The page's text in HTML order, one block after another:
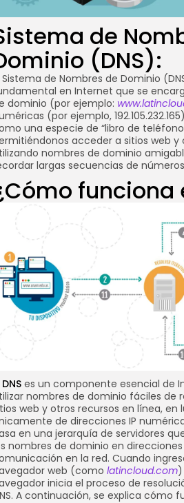
de
(DNS):
Sistema de Nombres de Dominio
en Internet que se
dominio (por ejemplo:
(por ejemplo,
una especie de “libro de
acceder a sitios web y
nombres de dominio
largas secuencias de números
funciona
DNS es un componente esencial de
nombres de dominio fáciles de
web y otros recursos en línea, en
de direcciones IP
en una jerarquía de servidores
nombres de dominio en
en la red. Cuando
web (como latincloud.com)
inicia el proceso de
A continuación, se explica cómo